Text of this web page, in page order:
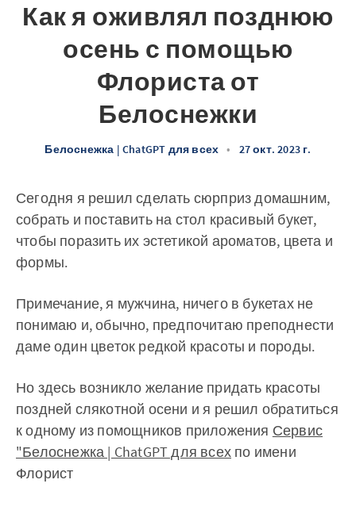
Как я оживлял позднюю
осень с помощью
Флориста от
Белоснежки
Белоснежка | ChatGPT для всех • 27 окт. 2023 г.
Сегодня я решил сделать сюрприз домашним,
собрать и поставить на стол красивый букет,
чтобы поразить их эстетикой ароматов, цвета и
формы.
Примечание, я мужчина, ничего в букетах не
понимаю и, обычно, предпочитаю преподнести
даме один цветок редкой красоты и породы.
Но здесь возникло желание придать красоты
поздней слякотной осени и я решил обратиться
к одному из помощников приложения Сервис
"Белоснежка | ChatGPT для всех по имени
Флорист